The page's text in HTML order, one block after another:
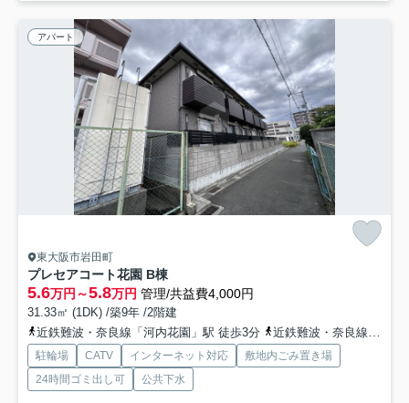
アパート
東大阪市岩田町
プレセアコート花園 B棟
5.6万円～5.8万円 管理/共益費4,000円
31.33㎡ (1DK) /築9年 /2階建
近鉄難波・奈良線「河内花園」駅 徒歩3分
近鉄難波・奈良線「若江岩田」駅 徒歩7分
駐輪場 CATV インターネット対応
敷地内ごみ置き場
24時間ゴミ出し可
公共下水